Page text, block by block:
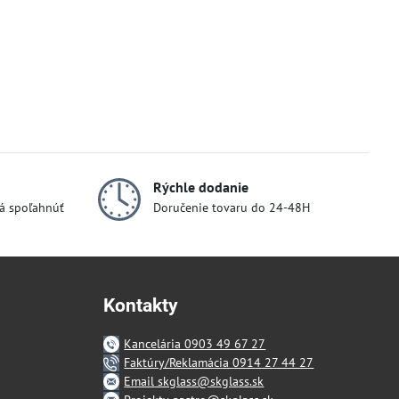
spoľahnúť
Rýchle dodanie
Doručenie tovaru do 24-48H
Kontakty
Kancelária 0903 49 67 27
Faktúry/Reklamácia 0914 27 44 27
Email skglass@skglass.sk